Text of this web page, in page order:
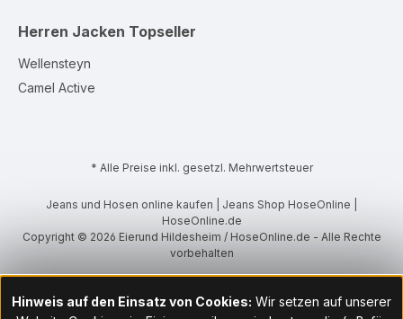
Herren Jacken Topseller
Wellensteyn
Camel Active
* Alle Preise inkl. gesetzl. Mehrwertsteuer
Jeans und Hosen online kaufen | Jeans Shop HoseOnline |
HoseOnline.de
Copyright © 2026 Eierund Hildesheim / HoseOnline.de - Alle Rechte
vorbehalten
Hinweis auf den Einsatz von Cookies: Wir setzen auf unserer